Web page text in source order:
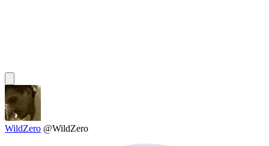
WildZero @WildZero